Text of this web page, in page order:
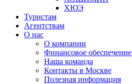
ХЮЭ
Туристам
Агентствам
О нас
О компании
Финансовое обеспечение
Наша команда
Контакты в Москве
Полезная информация